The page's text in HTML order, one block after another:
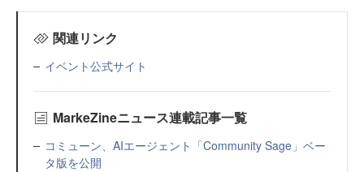
関連リンク
イベント公式サイト
MarkeZineニュース連載記事一覧
コミューン、AIエージェント「Community Sage」ベー
タ版を公開